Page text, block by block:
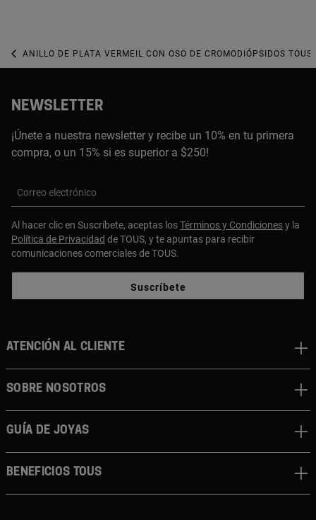
ANILLO DE PLATA VERMEIL CON OSO DE CROMODIÓPSIDOS
NEWSLETTER
¡Únete a nuestra newsletter y recibe un 10% en tu primera
compra, o un 15% si es superior a $250!
Correo electrónico
Al hacer clic en Suscríbete, aceptas losTérminos y Condicionesy la
Política de Privacidad de TOUS, y te apuntas para recibir
comunicaciones comerciales de TOUS.
Suscríbete
ATENCIÓN AL CLIENTE
SOBRE NOSOTROS
GUÍA DE JOYAS
BENEFICIOS TOUS